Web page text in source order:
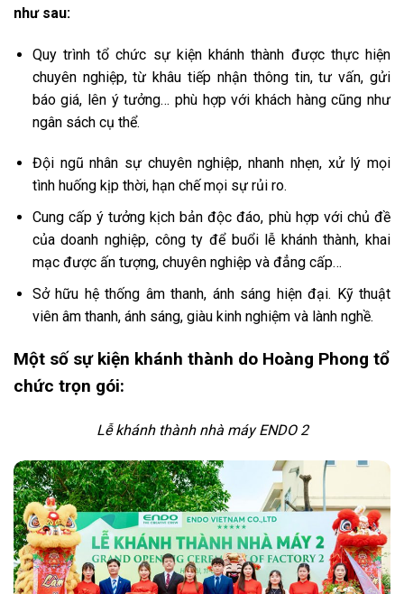
như sau:
Quy trình tổ chức sự kiện khánh thành được thực hiện
chuyên nghiệp, từ khâu tiếp nhận thông tin, tư vấn, gửi
báo giá, lên ý tưởng… phù hợp với khách hàng cũng như
ngân sách cụ thể.
Đội ngũ nhân sự chuyên nghiệp, nhanh nhẹn, xử lý mọi
tình huống kịp thời, hạn chế mọi sự rủi ro.
Cung cấp ý tưởng kịch bản độc đáo, phù hợp với chủ đề
của doanh nghiệp, công ty để buổi lễ khánh thành, khai
mạc được ấn tượng, chuyên nghiệp và đẳng cấp…
Sở hữu hệ thống âm thanh, ánh sáng hiện đại. Kỹ thuật
viên âm thanh, ánh sáng, giàu kinh nghiệm và lành nghề.
Một số sự kiện khánh thành do Hoàng Phong tổ
chức trọn gói:
Lễ khánh thành nhà máy ENDO 2